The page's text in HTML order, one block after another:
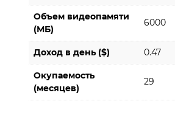
Объем видеопамяти
(МБ)
6000
Доход в день ($) 0.47
Окупаемость
(месяцев)
29